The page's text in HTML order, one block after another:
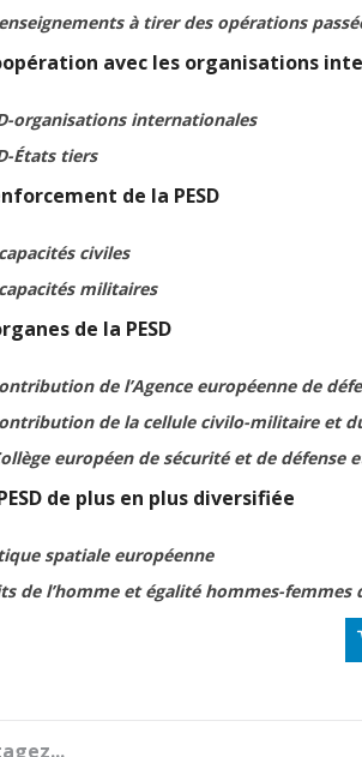
à tirer des opérations
avec les organisations
organisations internationales
États tiers
de la PESD
civiles
militaires
de la PESD
de l’Agence européenne de
de la cellule civilo-militaire et
européen de sécurité et de défense
de plus en plus diversifiée
spatiale européenne
de l’homme et égalité hommes-femmes